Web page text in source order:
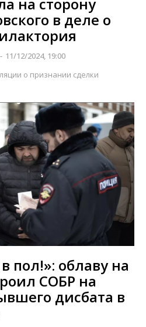
в деле о
- 11/12/2024, 19:00
о признании сделки
пол!»: облаву на
СОБР на
дисбата в